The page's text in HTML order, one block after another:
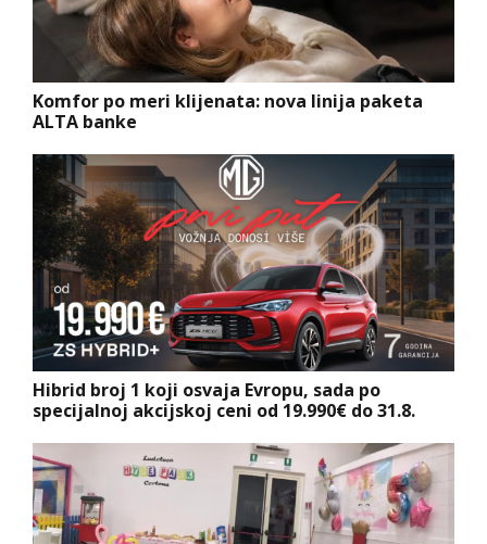
Komfor po meri klijenata: nova linija paketa
ALTA banke
Hibrid broj 1 koji osvaja Evropu, sada po
specijalnoj akcijskoj ceni od 19.990€ do 31.8.